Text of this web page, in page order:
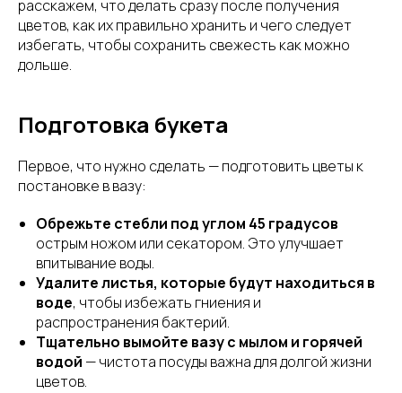
расскажем, что делать сразу после получения
цветов, как их правильно хранить и чего следует
избегать, чтобы сохранить свежесть как можно
дольше.
Подготовка букета
Первое, что нужно сделать — подготовить цветы к
постановке в вазу:
Обрежьте стебли под углом 45 градусов
острым ножом или секатором. Это улучшает
впитывание воды.
Удалите листья, которые будут находиться в
воде, чтобы избежать гниения и
распространения бактерий.
Тщательно вымойте вазу с мылом и горячей
водой — чистота посуды важна для долгой жизни
цветов.